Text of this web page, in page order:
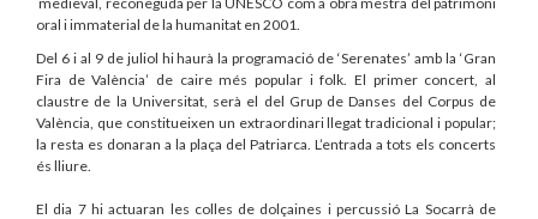
oral i immaterial de la humanitat en 2001.
Del 6 i al 9 de juliol hi haurà la programació de ‘Serenates’ amb la ‘Gran
Fira de València’ de caire més popular i folk. El primer concert, al
claustre de la Universitat, serà el del Grup de Danses del Corpus de
València, que constitueixen un extraordinari llegat tradicional i popular;
la resta es donaran a la plaça del Patriarca. L’entrada a tots els concerts
és lliure.
El dia 7 hi actuaran les colles de dolçaines i percussió La Socarrà de